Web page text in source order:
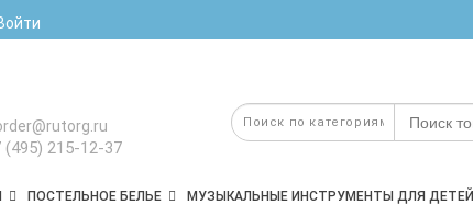
(495) 215-12-37
ПОСТЕЛЬНОЕ БЕЛЬЕ МУЗЫКАЛЬНЫЕ ИНСТРУМЕНТЫ ДЛЯ ДЕТЕЙ